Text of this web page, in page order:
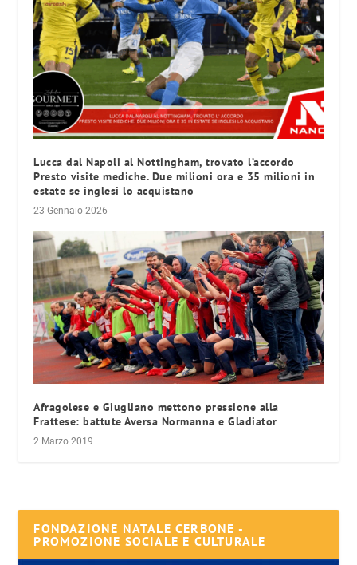
Lucca dal Napoli al Nottingham, trovato l’accordo
Presto visite mediche. Due milioni ora e 35 milioni in
estate se inglesi lo acquistano
23 Gennaio 2026
Afragolese e Giugliano mettono pressione alla
Frattese: battute Aversa Normanna e Gladiator
2 Marzo 2019
FONDAZIONE NATALE CERBONE -
PROMOZIONE SOCIALE E CULTURALE